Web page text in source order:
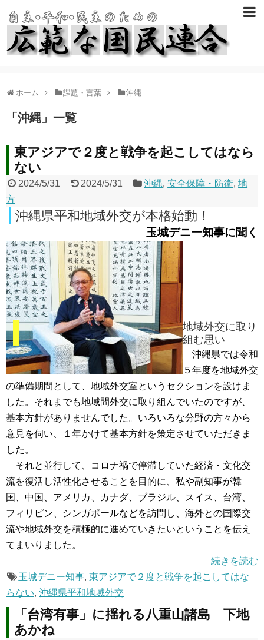
ホーム 課題・言葉 沖縄
「 沖縄 」 一覧
東アジアで２度と戦争を起こしてはなら
ない
2024/5/31 2024/5/31 沖縄,安全保障・防衛,地
方
沖縄県平和地域外交が本格始動！
玉城デニー知事に聞く
地域外交に取り
組む思い
沖縄県では令和
５年度を地域外交
の準備期間として、地域外交室というセクションを設けま
した。それまでも地域間外交に取り組んでいたのですが、
基本方針がありませんでした。いろいろな分野の方々から
意見を伺い、１年かけて基本方針を策定させていただきま
した。
それと並行して、コロナ禍で停滞していた経済・文化交
流を復活し活性化させることを目的に、私や副知事が韓
国、中国、アメリカ、カナダ、ブラジル、スイス、台湾、
フィリピン、シンガポールなどを訪問し、海外との国際交
流や地域外交を積極的に進めていきたいということを伝え
てまいりました。
続きを読む
玉城デニー知事, 東アジアで２度と戦争を起こしてはな
らない, 沖縄県平和地域外交
「台湾有事」に揺れる八重山諸島 下地
あかね